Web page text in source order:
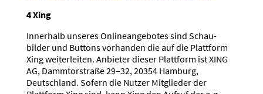
4 Xing
Innerhalb unseres Online­an­ge­botes sind Schau­
bilder und Buttons vorhanden die auf die Plattform
Xing weiter­leiten. Anbieter dieser Plattform ist XING
AG, Dammtor­straße 29–32, 20354 Hamburg,
Deutschland. Sofern die Nutzer Mitglieder der